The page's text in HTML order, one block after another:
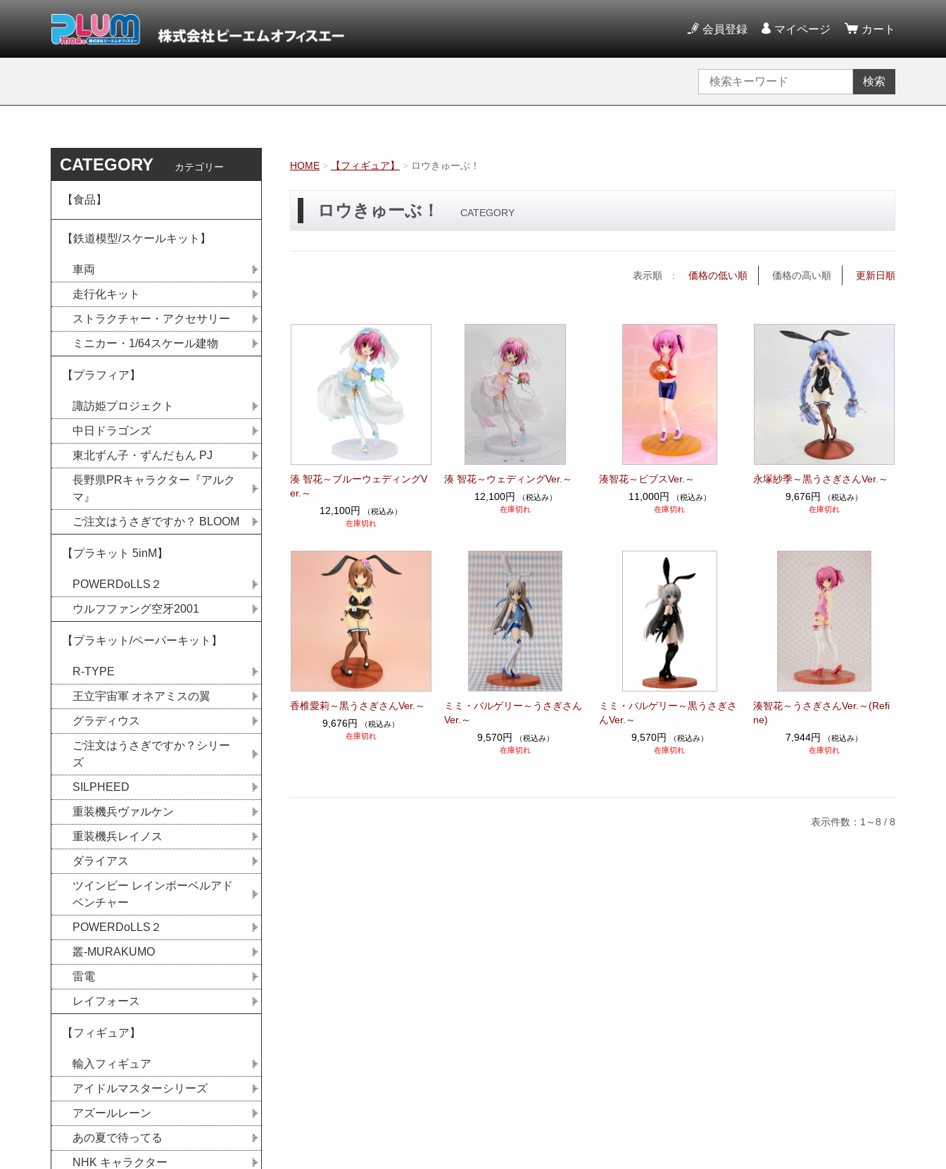
会員登録 マイページ カート
検索
HOME 【フィギュア】 ロウきゅーぶ！
ロウきゅーぶ！ CATEGORY
表示順 : 価格の低い順 価格の高い順 更新日順
湊 智花～ブルーウェディングV
er.～
12,100円
（税込み）
在庫切れ
湊 智花～ウェディングVer.～
12,100円
（税込み）
在庫切れ
湊智花～ビブスVer.～
11,000円
（税込み）
在庫切れ
永塚紗季～黒うさぎさんVer.～
9,676円
（税込み）
在庫切れ
香椎愛莉～黒うさぎさんVer.～
9,676円
（税込み）
在庫切れ
ミミ・バルゲリー～うさぎさん
Ver.～
9,570円
（税込み）
在庫切れ
ミミ・バルゲリー～黒うさぎさ
んVer.～
9,570円
（税込み）
在庫切れ
湊智花～うさぎさんVer.～(Refi
ne)
7,944円
（税込み）
在庫切れ
表示件数：1～8 / 8
CATEGORY カテゴリー
【食品】
【鉄道模型/スケールキット】
車両
走行化キット
ストラクチャー・アクセサリー
ミニカー・1/64スケール建物
【プラフィア】
諏訪姫プロジェクト
中日ドラゴンズ
東北ずん子・ずんだもん PJ
長野県PRキャラクター『アルク
マ』
ご注文はうさぎですか？ BLOOM
【プラキット 5inM】
POWERDoLLS２
ウルフファング空牙2001
【プラキット/ペーパーキット】
R-TYPE
王立宇宙軍 オネアミスの翼
グラディウス
ご注文はうさぎですか？シリー
ズ
SILPHEED
重装機兵ヴァルケン
重装機兵レイノス
ダライアス
ツインビー レインボーベルアド
ベンチャー
POWERDoLLS２
叢-MURAKUMO
雷電
レイフォース
【フィギュア】
輸入フィギュア
アイドルマスターシリーズ
アズールレーン
あの夏で待ってる
NHK キャラクター